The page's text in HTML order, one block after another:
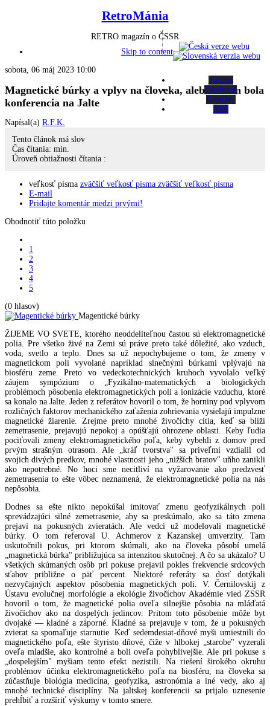
RetroMánia
RETRO magazín o ČSSR
Twitter
Facebook
Google+
RSS
Skip to content
sobota, 06 máj 2023 10:00
Magnetické búrky a vplyv na človeka, alebo o čom bola
konferencia na Jalte
Napísal(a) R.F.K.
Tento článok má slov
Čas čítania: min.
Úroveň obtiažnosti čítania :
veľkosť písma zväčšiť veľkosť písma zväčšiť veľkosť písma
E-mail
Pridajte komentár medzi prvými!
Ohodnotiť túto položku
1
2
3
4
5
(0 hlasov)
Magentické búrky
ŽIJEME VO SVETE, ktorého neoddeliteľnou častou sú elektromagnetické
polia. Pre všetko živé na Zemi sú práve preto také dôležité, ako vzduch,
voda, svetlo a teplo. Dnes sa už nepochybujeme o tom, že zmeny v
magnetickom poli vyvolané napríklad slnečnými búrkami vplývajú na
biosféru zeme. Preto vo vedeckotechnických kruhoch vyvolalo veľký
záujem sympózium o „Fyzikálno-matematických a biologických
problémoch pôsobenia elektromagnetických poli a ionizácie vzduchu, ktoré
sa konalo na Jalte. Jeden z referátov hovoril o tom, že horniny pod vplyvom
rozličných faktorov mechanického zaťaženia zohrievania vysielajú impulzne
magnetické žiarenie. Zrejme preto mnohé živočíchy cítia, keď sa blíži
zemetrasenie, prejavujú nepokoj a opúšťajú ohrozene oblasti. Keby ľudia
pociťovali zmeny elektromagnetického poľa, keby vybehli z domov pred
prvým strašným otrasom. Ale „kráľ tvorstva" sa priveľmi vzdialil od
svojich divých predkov, mnohé vlastnosti jeho „nižších bratov" uňho zanikli
ako nepotrebné. No hoci sme necitliví na vyžarovanie ako predzvesť
zemetrasenia to ešte vôbec neznamená, že elektromagnetické polia na nás
nepôsobia.
Dodnes sa ešte nikto nepokúšal imitovať zmenu geofyzikálnych poli
sprevádzajúci silné zemetrasenie, aby sa preskúmalo, ako sa táto zmena
prejaví na pokusných zvieratách. Ale vedci už modelovali magnetické
búrky. O tom referoval U. Achmerov z Kazanskej umverzity. Tam
uskutočnili pokus, pri ktorom skúmali, ako na človeka pôsobí umelá
„magnetická búrka" približujúca sa intenzitou skutočnej. A čo sa ukázalo? U
všetkých skúmaných osôb pri pokuse prejavil pokles frekvencie srdcových
sťahov približne o päť percent. Niektoré referáty sa dosť dotýkali
nezvyčajných aspektov pôsobenia magnetických poli. V. Černilovskij z
Ústavu evolučnej morfológie a ekológie živočíchov Akadémie vied ZSSR
hovoril o tom, že magnetické polia oveľa silnejšie pôsobia na mláďatá
živočíchov ako na dospelých jedincov. Pritom toto pôsobenie môže byt
dvojaké — kladné a záporné. Kladné sa prejavuje v tom, že u pokusných
zvierat sa spomaľuje starnutie. Keď sedemdesiat-dňové myši umiestnili do
magnetického poľa, ešte štyristo dňové, čiže v hlbokej „starobe" vyzerali
oveľa mladšie, ako kontrolné a boli oveľa pohyblivejšie. Ale pri pokuse s
„dospelejším" myšiam tento efekt nezistili. Na riešení širokého okruhu
problémov účinku elektromagnetického poľa na biosféru, na človeka sa
zúčastňuje biológia medicína, geofyzika, astronómia a iné vedy, ako aj
mnohé technické disciplíny. Na jaltskej konferencii sa prijalo uznesenie
prehĺbiť a rozšíriť výskumy v tomto smere.